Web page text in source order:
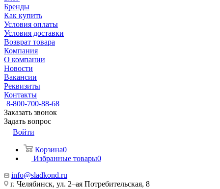
Бренды
Как купить
Условия оплаты
Условия доставки
Возврат товара
Компания
О компании
Новости
Вакансии
Реквизиты
Контакты
8-800-700-88-68
Заказать звонок
Задать вопрос
Войти
Корзина0
Избранные товары0
info@sladkond.ru
г. Челябинск, ул. 2–ая Потребительская, 8